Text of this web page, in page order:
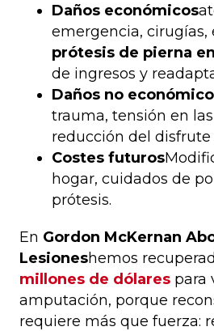
Daños económicos
emergencia, cirugías,
prótesis de pierna
de ingresos y
Daños no
trauma, tensión en
reducción del disfrute
Costes futuros
hogar, cuidados de
prótesis.
En Gordon McKernan
Lesioneshemos
millones de dólares para
amputación, porque
requiere más que fuerza: